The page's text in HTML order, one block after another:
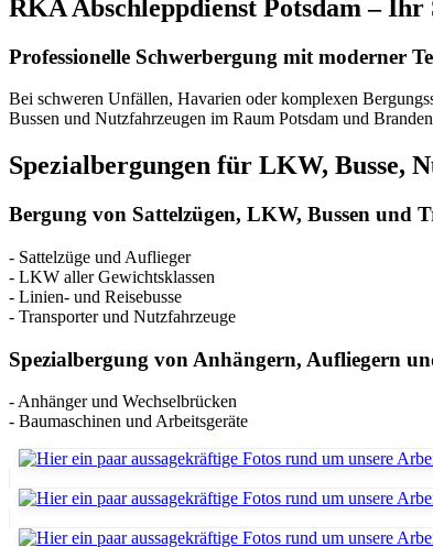
RKA Abschleppdienst Potsdam –
Professionelle Schwerbergung mit moderner
Bei schweren Unfällen, Havarien oder komplexen
Bussen und Nutzfahrzeugen im Raum Potsdam und
Spezialbergungen für LKW, Busse,
Bergung von Sattelzügen, LKW, Bussen und
- Sattelzüge und Auflieger
- LKW aller Gewichtsklassen
- Linien- und Reisebusse
- Transporter und Nutzfahrzeuge
Spezialbergung von Anhängern, Aufliegern
- Anhänger und Wechselbrücken
- Baumaschinen und Arbeitsgeräte